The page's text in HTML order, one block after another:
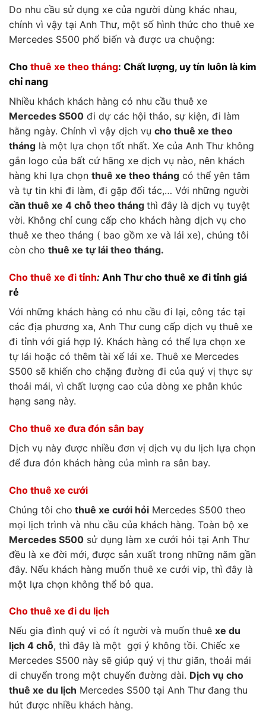
Do nhu cầu sử dụng xe của người dùng khác nhau,
chính vì vậy tại Anh Thư, một số hình thức cho thuê xe
Mercedes S500 phổ biến và được ưa chuộng:
Cho thuê xe theo tháng: Chất lượng, uy tín luôn là kim
chỉ nang
Nhiều khách khách hàng có nhu cầu thuê xe
Mercedes S500 đi dự các hội thảo, sự kiện, đi làm
hằng ngày. Chính vì vậy dịch vụ cho thuê xe theo
tháng là một lựa chọn tốt nhất. Xe của Anh Thư không
gắn logo của bất cứ hãng xe dịch vụ nào, nên khách
hàng khi lựa chọn thuê xe theo tháng có thể yên tâm
và tự tin khi đi làm, đi gặp đối tác,… Với những người
cần thuê xe 4 chỗ theo tháng thì đây là dịch vụ tuyệt
vời. Không chỉ cung cấp cho khách hàng dịch vụ cho
thuê xe theo tháng ( bao gồm xe và lái xe), chúng tôi
còn cho thuê xe tự lái theo tháng.
Cho thuê xe đi tỉnh: Anh Thư cho thuê xe đi tỉnh giá
rẻ
Với những khách hàng có nhu cầu đi lại, công tác tại
các địa phương xa, Anh Thư cung cấp dịch vụ thuê xe
đi tỉnh với giá hợp lý. Khách hàng có thể lựa chọn xe
tự lái hoặc có thêm tài xế lái xe. Thuê xe Mercedes
S500 sẽ khiến cho chặng đường đi của quý vị thực sự
thoải mái, vì chất lượng cao của dòng xe phân khúc
hạng sang này.
Cho thuê xe đưa đón sân bay
Dịch vụ này được nhiều đơn vị dịch vụ du lịch lựa chọn
để đưa đón khách hàng của mình ra sân bay.
Cho thuê xe cưới
Chúng tôi cho thuê xe cưới hỏi Mercedes S500 theo
mọi lịch trình và nhu cầu của khách hàng. Toàn bộ xe
Mercedes S500 sử dụng làm xe cưới hỏi tại Anh Thư
đều là xe đời mới, được sản xuất trong những năm gần
đây. Nếu khách hàng muốn thuê xe cưới vip, thì đây là
một lựa chọn không thể bỏ qua.
Cho thuê xe đi du lịch
Nếu gia đình quý vi có ít người và muốn thuê xe du
lịch 4 chỗ, thì đây là một gợi ý không tồi. Chiếc xe
Mercedes S500 này sẽ giúp quý vị thư giãn, thoải mái
di chuyển trong một chuyến đường dài. Dịch vụ cho
thuê xe du lịch Mercedes S500 tại Anh Thư đang thu
hút được nhiều khách hàng.